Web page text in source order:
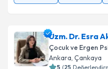
Uzm. Dr. Esra
Çocuk ve Ergen
Ankara, Çankaya
5 (25